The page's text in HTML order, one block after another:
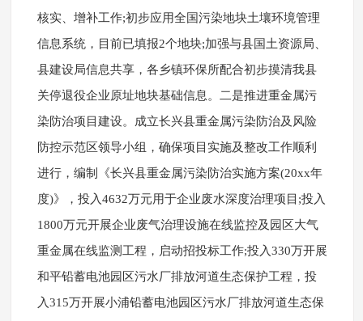
核实、增补工作;初步应用全国污染地块土壤环境管理
信息系统，目前已填报2个地块;加强与县国土资源局、
县建设局信息共享，各乡镇环保所配合初步摸清我县
关停退役企业原址地块基础信息。二是推进重金属污
染防治项目建设。成立长兴县重金属污染防治及风险
防控示范区领导小组，确保项目实施及整改工作顺利
进行，编制《长兴县重金属污染防治实施方案(20xx年
度)》，投入4632万元用于企业废水深度治理项目;投入
1800万元开展企业废气治理设施在线监控及园区大气
重金属在线监测工程，启动招投标工作;投入330万开展
和平铅蓄电池园区污水厂排放河道生态保护工程，投
入315万开展小浦铅蓄电池园区污水厂排放河道生态保